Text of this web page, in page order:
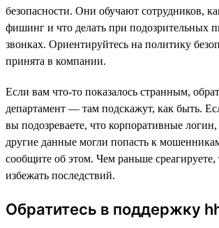
безопасности. Они обучают сотрудников,
фишинг и что делать при подозрительных
звонках. Ориентируйтесь на политику
принята в компании.
Если вам что-то показалось странным,
департамент — там подскажут, как быть.
вы подозреваете, что корпоративные
другие данные могли попасть к
сообщите об этом. Чем раньше
избежать последствий.
Обратитесь в поддержку